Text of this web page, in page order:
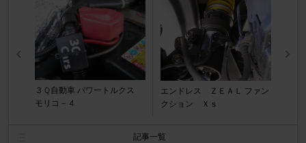
３Ｑ自動車 パワートルクス
モリコ－４
エンドレス ＺＥＡＬ ファン
クション Ｘｓ
記事一覧